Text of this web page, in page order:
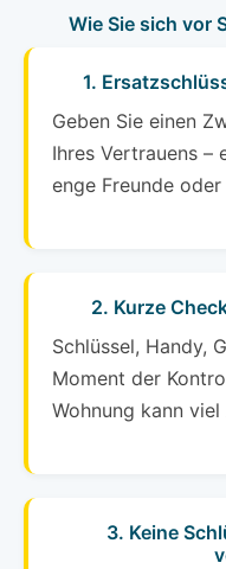
Wie Sie sich vor
1.
Geben Sie einen
Ihres Vertrauens –
enge Freunde
2. Kurze
Schlüssel, Handy,
Moment der
Wohnung kann
3. Keine